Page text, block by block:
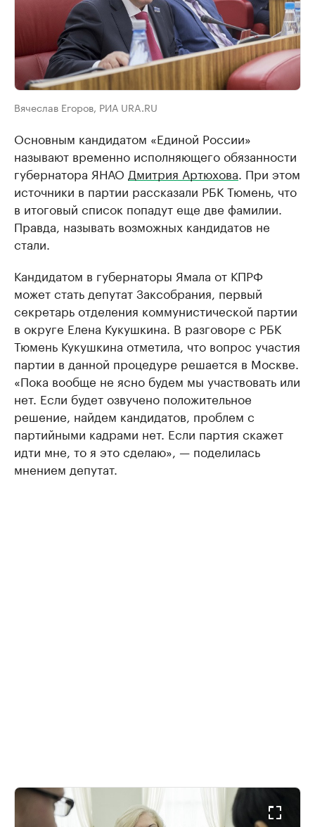
Вячеслав Егоров, РИА URA.RU
Основным кандидатом «Единой России»
называют временно исполняющего обязанности
губернатора ЯНАО Дмитрия Артюхова . При этом
источники в партии рассказали РБК Тюмень, что
в итоговый список попадут еще две фамилии.
Правда, называть возможных кандидатов не
стали.
Кандидатом в губернаторы Ямала от КПРФ
может стать депутат Заксобрания, первый
секретарь отделения коммунистической партии
в округе Елена Кукушкина. В разговоре с РБК
Тюмень Кукушкина отметила, что вопрос участия
партии в данной процедуре решается в Москве.
«Пока вообще не ясно будем мы участвовать или
нет. Если будет озвучено положительное
решение, найдем кандидатов, проблем с
партийными кадрами нет. Если партия скажет
идти мне, то я это сделаю», — поделилась
мнением депутат.